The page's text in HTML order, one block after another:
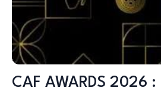
CAF AWARDS 2026 :